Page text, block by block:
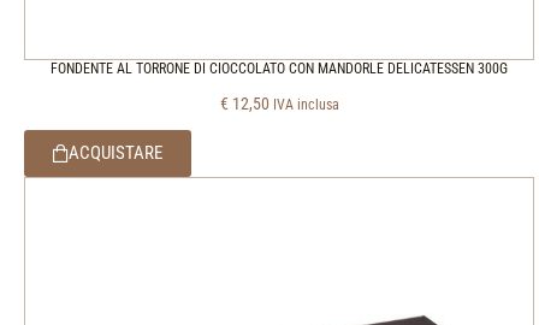
FONDENTE AL TORRONE DI CIOCCOLATO CON MANDORLE DELICATESSEN 300G
€ 12,50 IVA inclusa
ACQUISTARE